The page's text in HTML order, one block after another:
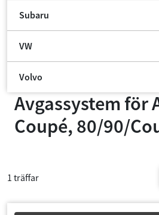
Subaru
VW
Volvo
Avgassystem för
Coupé, 80/90/
1 träffar